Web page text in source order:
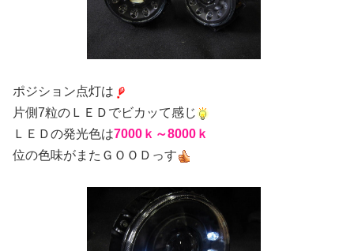
ポジション点灯は
片側7粒のＬＥＤでビカッて感じ
ＬＥＤの発光色は7000ｋ～8000ｋ
位の色味がまたＧＯＯＤっす